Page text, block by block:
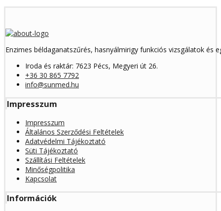
Enzimes béldaganatszűrés, hasnyálmirigy funkciós vizsgálatok és
Iroda és raktár: 7623 Pécs, Megyeri út 26.
+36 30 865 7792
info@sunmed.hu
Impresszum
Impresszum
Általános Szerződési Feltételek
Adatvédelmi Tájékoztató
Süti Tájékoztató
Szállítási Feltételek
Minőségpolitika
Kapcsolat
Információk